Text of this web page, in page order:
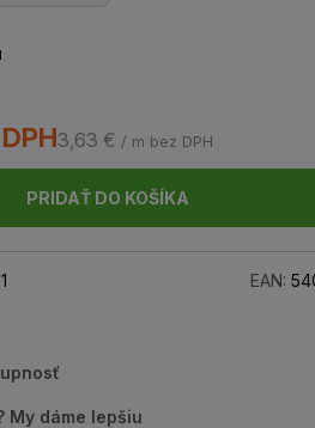
3,63 € / m bez DPH
PRIDAŤ DO KOŠÍKA
EAN:
My dáme lepšiu